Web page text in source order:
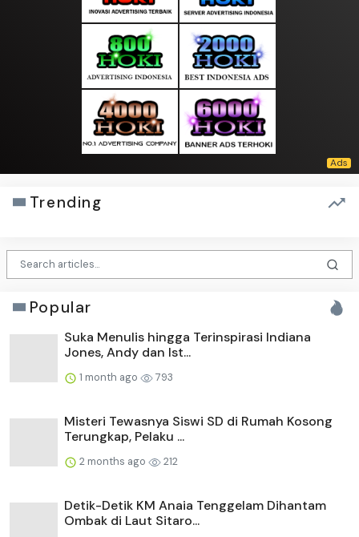
Trending
Popular
Suka Menulis hingga Terinspirasi Indiana
Jones, Andy dan Ist...
1 month ago 793
Misteri Tewasnya Siswi SD di Rumah Kosong
Terungkap, Pelaku ...
2 months ago 212
Detik-Detik KM Anaia Tenggelam Dihantam
Ombak di Laut Sitaro...